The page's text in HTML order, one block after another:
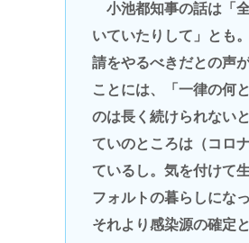
小池都知事の話は「
いていたりして」とも
請をやるべきだとの声
ことには、「一律の何
のは長く続けられない
ていのところは（コロ
ているし。気を付けて
フォルトの暮らしにな
それより感染源の確定